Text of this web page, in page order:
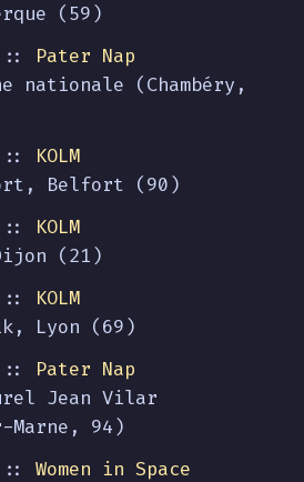
(59)
:: Pater Nap
nationale (Chambéry,
:: KOLM
Belfort (90)
:: KOLM
(21)
:: KOLM
Lyon (69)
:: Pater Nap
Jean Vilar
Marne, 94)
:: Women in Space